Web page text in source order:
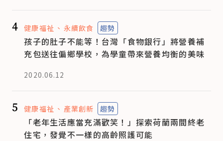
4 健康福祉 永續飲食 趨勢
孩子的肚子不能等！台灣「食物銀行」將營養補
充包送往偏鄉學校，為學童帶來營養均衡的美味
2020.06.12
5 健康福祉 產業創新 趨勢
「老年生活應當充滿歡笑！」探索荷蘭兩間終老
住宅，發覺不一樣的高齡照護可能